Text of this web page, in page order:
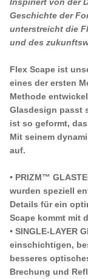
Geschichte der
unterstreicht die
und des
Flex Scape ist
eines der ersten
Methode
Glasdesign passt
ist so geformt,
Mit seinem
auf.
• PRIZM™
wurden speziell
Details für ein
Scape kommt mit
• SINGLE-LAYER
einschichtigen,
besseres
Brechung und